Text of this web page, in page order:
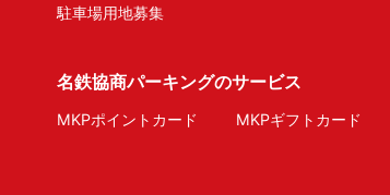
駐車場用地募集
名鉄協商パーキングのサービス
MKPポイントカード MKPギフトカード